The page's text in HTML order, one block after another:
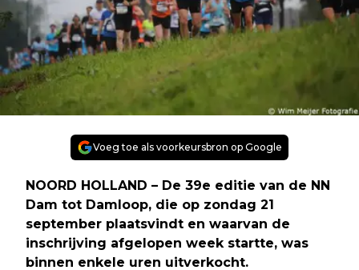
Voeg toe als voorkeursbron op Google
NOORD HOLLAND – De 39e editie van de NN
Dam tot Damloop, die op zondag 21
september plaatsvindt en waarvan de
inschrijving afgelopen week startte, was
binnen enkele uren uitverkocht.